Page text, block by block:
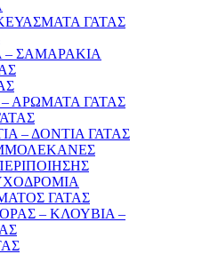
ΓΑΤΑΣ
– ΣΑΜΑΡΑΚΙΑ
ΑΡΩΜΑΤΑ ΓΑΤΑΣ
– ΔΟΝΤΙΑ ΓΑΤΑΣ
ΓΑΤΑΣ
– ΚΛΟΥΒΙΑ –